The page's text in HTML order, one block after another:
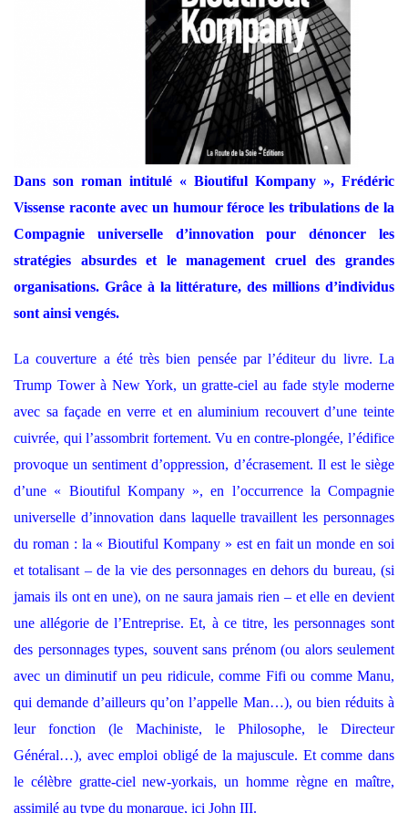
Dans son roman intitulé « Bioutiful Kompany », Frédéric
Vissense raconte avec un humour féroce les tribulations de la
Compagnie universelle d’innovation pour dénoncer les
stratégies absurdes et le management cruel des grandes
organisations. Grâce à la littérature, des millions d’individus
sont ainsi vengés.
La couverture a été très bien pensée par l’éditeur du livre. La
Trump Tower à New York, un gratte-ciel au fade style moderne
avec sa façade en verre et en aluminium recouvert d’une teinte
cuivrée, qui l’assombrit fortement. Vu en contre-plongée, l’édifice
provoque un sentiment d’oppression, d’écrasement. Il est le siège
d’une « Bioutiful Kompany », en l’occurrence la Compagnie
universelle d’innovation dans laquelle travaillent les personnages
du roman : la « Bioutiful Kompany » est en fait un monde en soi
et totalisant – de la vie des personnages en dehors du bureau, (si
jamais ils ont en une), on ne saura jamais rien – et elle en devient
une allégorie de l’Entreprise. Et, à ce titre, les personnages sont
des personnages types, souvent sans prénom (ou alors seulement
avec un diminutif un peu ridicule, comme Fifi ou comme Manu,
qui demande d’ailleurs qu’on l’appelle Man…), ou bien réduits à
leur fonction (le Machiniste, le Philosophe, le Directeur
Général…), avec emploi obligé de la majuscule. Et comme dans
le célèbre gratte-ciel new-yorkais, un homme règne en maître,
assimilé au type du monarque, ici John III.